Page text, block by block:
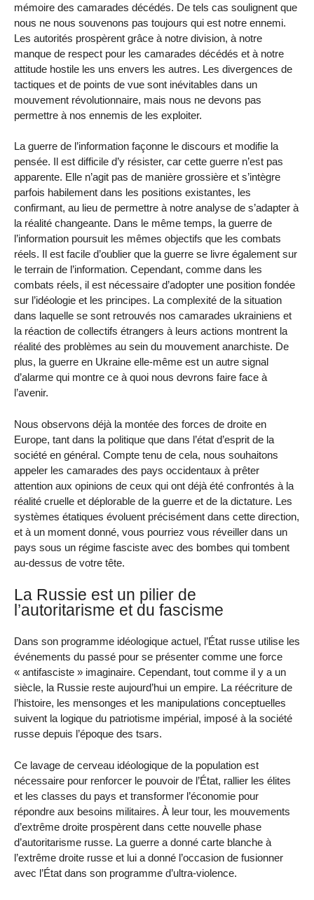
mémoire des camarades décédés. De tels cas soulignent que
nous ne nous souvenons pas toujours qui est notre ennemi.
Les autorités prospèrent grâce à notre division, à notre
manque de respect pour les camarades décédés et à notre
attitude hostile les uns envers les autres. Les divergences de
tactiques et de points de vue sont inévitables dans un
mouvement révolutionnaire, mais nous ne devons pas
permettre à nos ennemis de les exploiter.
La guerre de l’information façonne le discours et modifie la
pensée. Il est difficile d’y résister, car cette guerre n’est pas
apparente. Elle n’agit pas de manière grossière et s’intègre
parfois habilement dans les positions existantes, les
confirmant, au lieu de permettre à notre analyse de s’adapter à
la réalité changeante. Dans le même temps, la guerre de
l’information poursuit les mêmes objectifs que les combats
réels. Il est facile d’oublier que la guerre se livre également sur
le terrain de l’information. Cependant, comme dans les
combats réels, il est nécessaire d’adopter une position fondée
sur l’idéologie et les principes. La complexité de la situation
dans laquelle se sont retrouvés nos camarades ukrainiens et
la réaction de collectifs étrangers à leurs actions montrent la
réalité des problèmes au sein du mouvement anarchiste. De
plus, la guerre en Ukraine elle-même est un autre signal
d’alarme qui montre ce à quoi nous devrons faire face à
l’avenir.
Nous observons déjà la montée des forces de droite en
Europe, tant dans la politique que dans l’état d’esprit de la
société en général. Compte tenu de cela, nous souhaitons
appeler les camarades des pays occidentaux à prêter
attention aux opinions de ceux qui ont déjà été confrontés à la
réalité cruelle et déplorable de la guerre et de la dictature. Les
systèmes étatiques évoluent précisément dans cette direction,
et à un moment donné, vous pourriez vous réveiller dans un
pays sous un régime fasciste avec des bombes qui tombent
au-dessus de votre tête.
La Russie est un pilier de
l’autoritarisme et du fascisme
Dans son programme idéologique actuel, l’État russe utilise les
événements du passé pour se présenter comme une force
« antifasciste » imaginaire. Cependant, tout comme il y a un
siècle, la Russie reste aujourd’hui un empire. La réécriture de
l’histoire, les mensonges et les manipulations conceptuelles
suivent la logique du patriotisme impérial, imposé à la société
russe depuis l’époque des tsars.
Ce lavage de cerveau idéologique de la population est
nécessaire pour renforcer le pouvoir de l’État, rallier les élites
et les classes du pays et transformer l’économie pour
répondre aux besoins militaires. À leur tour, les mouvements
d’extrême droite prospèrent dans cette nouvelle phase
d’autoritarisme russe. La guerre a donné carte blanche à
l’extrême droite russe et lui a donné l’occasion de fusionner
avec l’État dans son programme d’ultra-violence.